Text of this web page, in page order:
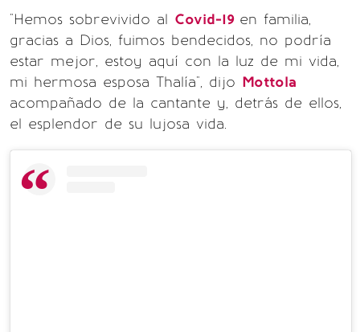
"Hemos sobrevivido al Covid-19 en familia,
gracias a Dios, fuimos bendecidos, no podría
estar mejor, estoy aquí con la luz de mi vida,
mi hermosa esposa Thalía", dijo Mottola
acompañado de la cantante y, detrás de ellos,
el esplendor de su lujosa vida.